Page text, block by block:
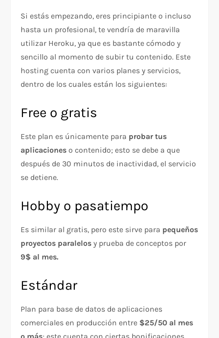
Si estás empezando, eres principiante o incluso
hasta un profesional, te vendría de maravilla
utilizar Heroku, ya que es bastante cómodo y
sencillo al momento de subir tu contenido. Este
hosting cuenta con varios planes y servicios,
dentro de los cuales están los siguientes:
Free o gratis
Este plan es únicamente para probar tus
aplicaciones o contenido; esto se debe a que
después de 30 minutos de inactividad, el servicio
se detiene.
Hobby o pasatiempo
Es similar al gratis, pero este sirve para pequeños
proyectos paralelos y prueba de conceptos por
9$ al mes.
Estándar
Plan para base de datos de aplicaciones
comerciales en producción entre $25/50 al mes